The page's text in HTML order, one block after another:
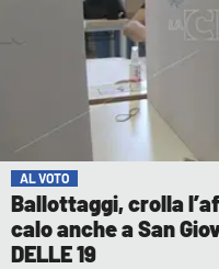
AL VOTO
Ballottaggi, crolla
calo anche a San
DELLE 19